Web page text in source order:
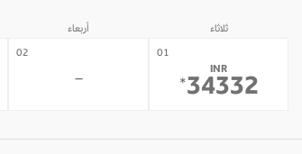
ثلاثاء أربعاء
01
INR
34332
*
02
-